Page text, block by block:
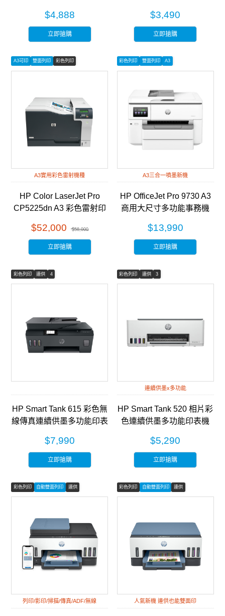
$4,888
立即搶購
$3,490
立即搶購
A3可印 雙面列印 彩色列印
A3實用彩色雷射機種
HP Color LaserJet Pro
CP5225dn A3 彩色雷射印
$52,000 $58,000
立即搶購
彩色列印 雙面列印 A3
A3三合一噴墨新機
HP OfficeJet Pro 9730 A3
商用大尺寸多功能事務機
$13,990
立即搶購
彩色列印 連供 4
HP Smart Tank 615 彩色無
線傳真連續供墨多功能印表
$7,990
立即搶購
彩色列印 連供 3
連續供墨x多功能
HP Smart Tank 520 相片彩
色連續供墨多功能印表機
$5,290
立即搶購
彩色列印 自動雙面列印 連供
列印/影印/掃描/傳真/ADF/無線
彩色列印 自動雙面列印 連供
人氣新機 連供也能雙面印